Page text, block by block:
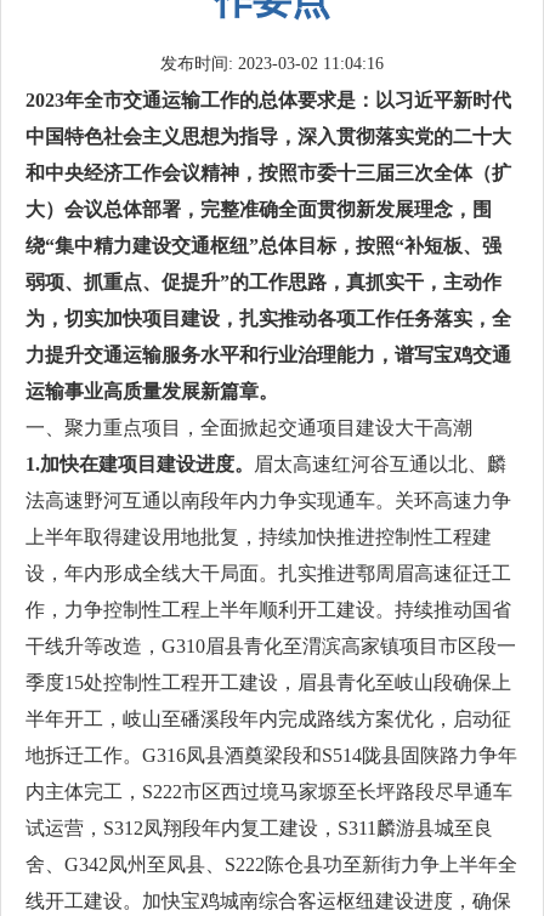
发布时间: 2023-03-02 11:04:16
2023年全市交通运输工作的总体要求是：以习近平新时代
中国特色社会主义思想为指导，深入贯彻落实党的二十大
和中央经济工作会议精神，按照市委十三届三次全体（扩
大）会议总体部署，完整准确全面贯彻新发展理念，围
绕“集中精力建设交通枢纽”总体目标，按照“补短板、强
弱项、抓重点、促提升”的工作思路，真抓实干，主动作
为，切实加快项目建设，扎实推动各项工作任务落实，全
力提升交通运输服务水平和行业治理能力，谱写宝鸡交通
运输事业高质量发展新篇章。
一、聚力重点项目，全面掀起交通项目建设大干高潮
1.加快在建项目建设进度。
眉太高速红河谷互通以北、麟
法高速野河互通以南段年内力争实现通车。关环高速力争
上半年取得建设用地批复，持续加快推进控制性工程建
设，年内形成全线大干局面。扎实推进鄠周眉高速征迁工
作，力争控制性工程上半年顺利开工建设。持续推动国省
干线升等改造，G310眉县青化至渭滨高家镇项目市区段一
季度15处控制性工程开工建设，眉县青化至岐山段确保上
半年开工，岐山至磻溪段年内完成路线方案优化，启动征
地拆迁工作。G316凤县酒奠梁段和S514陇县固陕路力争年
内主体完工，S222市区西过境马家塬至长坪路段尽早通车
试运营，S312凤翔段年内复工建设，S311麟游县城至良
舍、G342凤州至凤县、S222陈仓县功至新街力争上半年全
线开工建设。加快宝鸡城南综合客运枢纽建设进度，确保